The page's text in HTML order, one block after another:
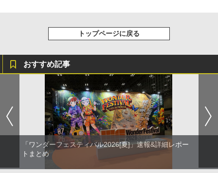
トップページに戻る
おすすめ記事
「ワンダーフェスティバル2026[夏]」速報&詳細レポー
トまとめ